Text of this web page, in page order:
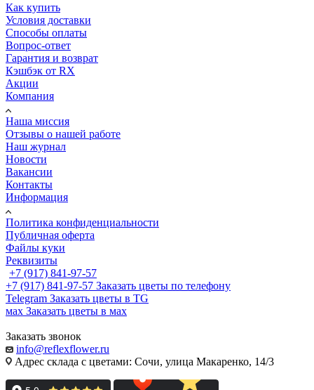
Как купить
Условия доставки
Способы оплаты
Вопрос-ответ
Гарантия и возврат
Кэшбэк от RX
Акции
Компания
Наша миссия
Отзывы о нашей работе
Наш журнал
Новости
Вакансии
Контакты
Информация
Политика конфиденциальности
Публичная оферта
Файлы куки
Реквизиты
+7 (917) 841-97-57
+7 (917) 841-97-57 Заказать цветы по телефону
Telegram Заказать цветы в TG
мах Заказать цветы в мах
Заказать звонок
info@reflexflower.ru
Адрес склада с цветами: Сочи, улица Макаренко, 14/3